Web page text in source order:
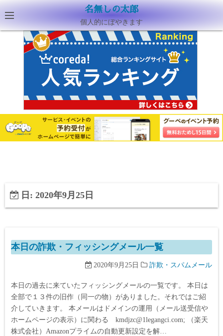
名無しの太郎
個人的にぼやきます
日: 2020年9月25日
本日の詐欺・フィッシングメール一覧
2020年9月25日 詐欺・スパムメール
本日の過去に来ていたフィッシングメールの一覧です。 本日は
全部で１３件の旧作（同一の物）がありました。それではご紹
介していきます。 本メールはドメインの運用（メール送受信や
ホームページの表示）に関わる kmdjzc@1legangci.com; （楽天
株式会社）Amazonプライムの自動更新設定を解…